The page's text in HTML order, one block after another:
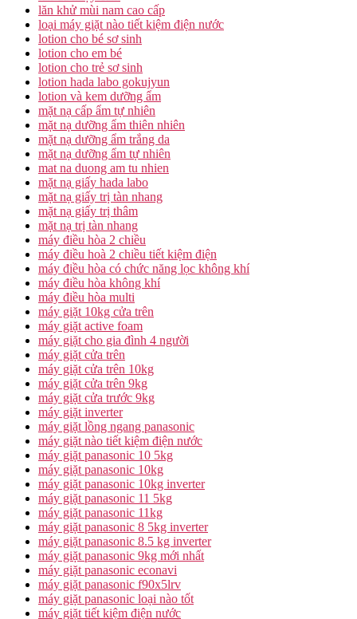
lăn khử mùi nam cao cấp
loại máy giặt nào tiết kiệm điện nước
lotion cho bé sơ sinh
lotion cho em bé
lotion cho trẻ sơ sinh
lotion hada labo gokujyun
lotion và kem dưỡng ẩm
mặt nạ cấp ẩm tự nhiên
mặt nạ dưỡng ẩm thiên nhiên
mặt nạ dưỡng ẩm trắng da
mặt nạ dưỡng ẩm tự nhiên
mat na duong am tu nhien
mặt nạ giấy hada labo
mặt nạ giấy trị tàn nhang
mặt nạ giấy trị thâm
mặt nạ trị tàn nhang
máy điều hòa 2 chiều
máy điều hoà 2 chiều tiết kiệm điện
máy điều hòa có chức năng lọc không khí
máy điều hòa không khí
máy điều hòa multi
máy giặt 10kg cửa trên
máy giặt active foam
máy giặt cho gia đình 4 người
máy giặt cửa trên
máy giặt cửa trên 10kg
máy giặt cửa trên 9kg
máy giặt cửa trước 9kg
máy giặt inverter
máy giặt lồng ngang panasonic
máy giặt nào tiết kiệm điện nước
máy giặt panasonic 10 5kg
máy giặt panasonic 10kg
máy giặt panasonic 10kg inverter
máy giặt panasonic 11 5kg
máy giặt panasonic 11kg
máy giặt panasonic 8 5kg inverter
máy giặt panasonic 8.5 kg inverter
máy giặt panasonic 9kg mới nhất
máy giặt panasonic econavi
máy giặt panasonic f90x5lrv
máy giặt panasonic loại nào tốt
máy giặt tiết kiệm điện nước